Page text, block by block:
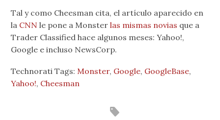
Tal y como Cheesman cita, el artículo aparecido en
la CNN le pone a Monsterlas mismas novias que a
Trader Classified hace algunos meses: Yahoo!,
Google e incluso NewsCorp.
Technorati Tags:Monster, Google, GoogleBase,
Yahoo!, Cheesman